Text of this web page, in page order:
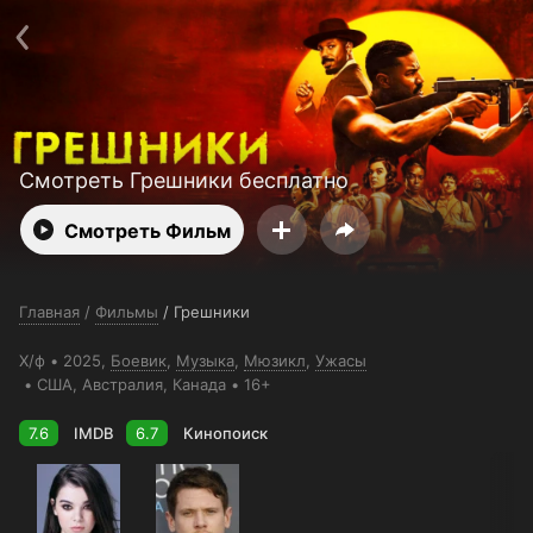
Смотреть 3650 дней бесплатно
Смотреть Грешники бесплатно
Смотреть Фильм
Главная / Фильмы / Грешники
Х/ф 2025, Боевик Музыка Мюзикл Ужасы
США , Австралия , Канада 16+
7.6 IMDB 6.7 Кинопоиск
+998 55 516 2111
Пользовательское соглашение
Политика конфиденциальности
Открыть приложение
Ввести промокод